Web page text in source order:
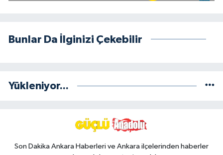
Bunlar Da İlginizi Çekebilir
Yükleniyor...
Son Dakika Ankara Haberleri ve Ankara ilçelerinden haberler